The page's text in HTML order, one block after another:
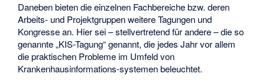
Daneben bieten die einzelnen Fachbereiche bzw. deren
Arbeits- und Projektgruppen weitere Tagungen und
Kongresse an. Hier sei – stellvertretend für andere – die so
genannte „KIS-Tagung“ genannt, die jedes Jahr vor allem
die praktischen Probleme im Umfeld von
Krankenhausinformations-systemen beleuchtet.